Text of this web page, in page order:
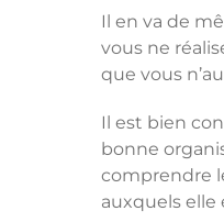
Il en va de
vous ne
que vous
Il est bien
bonne
comprendre
auxquels